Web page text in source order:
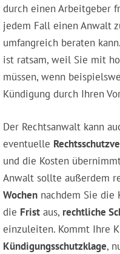
durch einen Arbeitgeber
jedem Fall einen Anwalt
umfangreich beraten
ist ratsam, weil Sie mit
müssen, wenn
Kündigung durch Ihren
Der Rechtsanwalt kann
eventuelle
und die Kosten
Anwalt sollte außerdem
Wochen nachdem Sie die
die Frist aus, rechtliche
einzuleiten. Kommt Ihre
Kündigungsschutzklage,